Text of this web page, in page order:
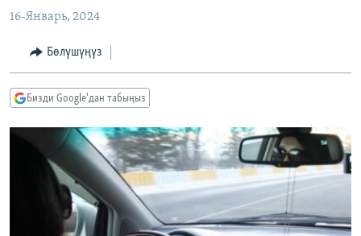
МАДАНИЯТ
ТВ ПРОГРАММАЛАР
БҮГҮН АЗАТТЫКТА
ДАНИСТЕ
ЭЖЕ-СИҢДИЛЕР
АЗАТТЫК+
ЫҢГАЙСЫЗ СУРООЛОР
ПОДКАСТ
Русский
ОНЛАЙН ШЕРИНЕ
16-Январь, 2024
Бөлүшүңүз
Бизди Google'дан табыңыз